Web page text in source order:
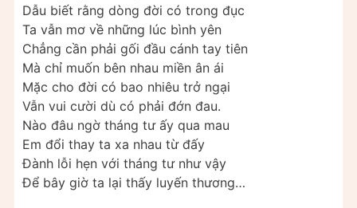
Dẫu biết rằng dòng đời có trong đục
Ta vẫn mơ về những lúc bình yên
Chẳng cần phải gối đầu cánh tay tiên
Mà chỉ muốn bên nhau miền ân ái
Mặc cho đời có bao nhiêu trở ngại
Vẫn vui cười dù có phải đớn đau.
Nào đâu ngờ tháng tư ấy qua mau
Em đổi thay ta xa nhau từ đấy
Đành lỗi hẹn với tháng tư như vậy
Để bây giờ ta lại thấy luyến thương…